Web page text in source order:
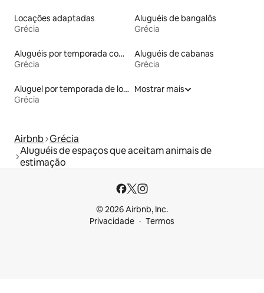
Locações adaptadas
Grécia
Aluguéis de bangalôs
Grécia
Aluguéis por temporada com café da manhã
Grécia
Aluguéis de cabanas
Grécia
Aluguel por temporada de lofts
Grécia
Mostrar mais
Airbnb Grécia
Aluguéis de espaços que aceitam animais de
estimação
© 2026 Airbnb, Inc.
Privacidade
Termos